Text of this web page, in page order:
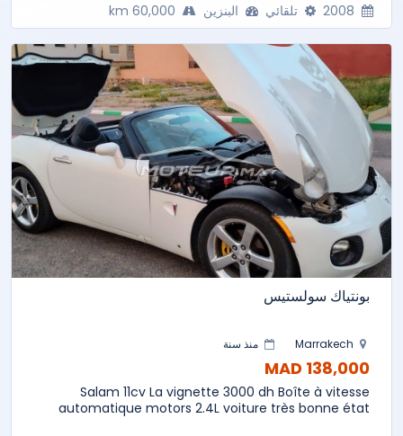
البنزين
بونتياك سولستيس
منذ سنة
138,000 MAD
Salam 11cv La vignette 3000 dh Boîte à vitesse
automatique motors 2.4L voiture très bonne état